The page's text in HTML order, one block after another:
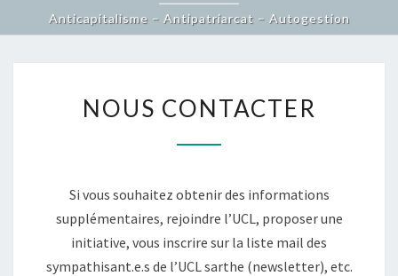
Anticapitalisme – Antipatriarcat – Autogestion
CONTACTER
NOUS CONTACTER
Si vous souhaitez obtenir des informations
supplémentaires, rejoindre l’UCL, proposer une
initiative, vous inscrire sur la liste mail des
sympathisant.e.s de l’UCL sarthe (newsletter), etc.